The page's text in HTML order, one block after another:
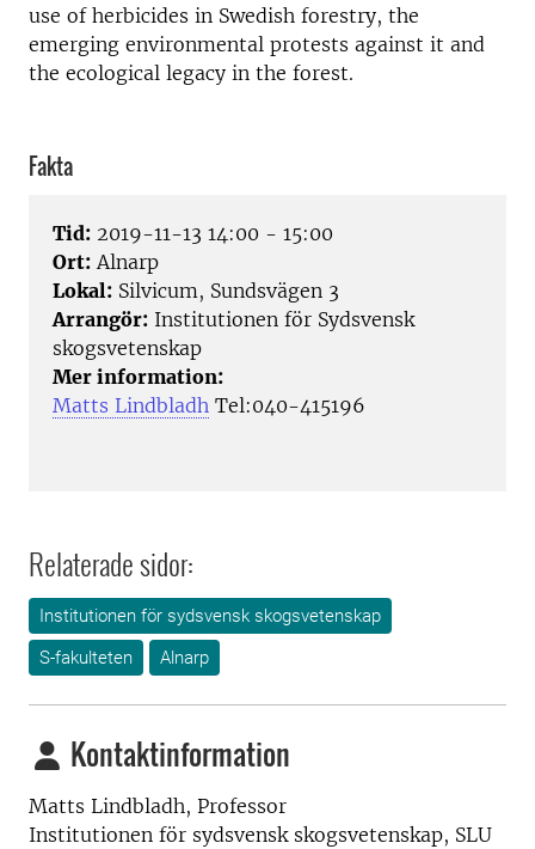
use of herbicides in Swedish forestry, the
emerging environmental protests against it and
the ecological legacy in the forest.
Fakta
Tid: 2019-11-13 14:00 - 15:00
Ort: Alnarp
Lokal: Silvicum, Sundsvägen 3
Arrangör: Institutionen för Sydsvensk
skogsvetenskap
Mer information:
Matts Lindbladh Tel:040-415196
Relaterade sidor:
Institutionen för sydsvensk skogsvetenskap
S-fakulteten
Alnarp
Kontaktinformation
Matts Lindbladh, Professor
Institutionen för sydsvensk skogsvetenskap, SLU